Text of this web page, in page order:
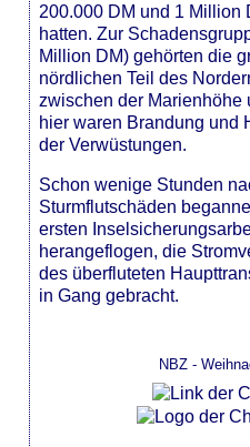
200.000 DM und 1 Million
hatten. Zur
Million DM) gehörten die
nördlichen Teil des
zwischen der Marienhöhe
hier waren Brandung und
der Verwüstungen.
Schon wenige Stunden
Sturmflutschäden
ersten
herangeflogen, die
des überfluteten
in Gang gebracht.
NBZ -